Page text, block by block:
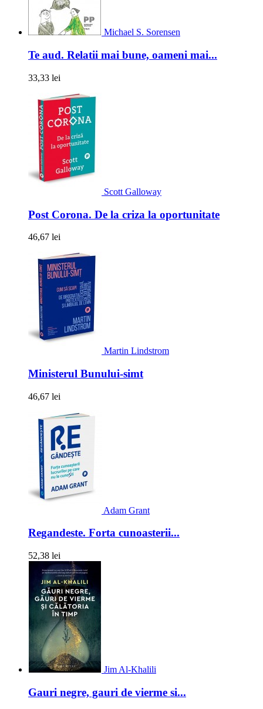
Michael S. Sorensen
Te aud. Relatii mai bune, oameni mai...
33,33 lei
Scott Galloway
Post Corona. De la criza la oportunitate
46,67 lei
Martin Lindstrom
Ministerul Bunului-simt
46,67 lei
Adam Grant
Regandeste. Forta cunoasterii...
52,38 lei
Jim Al-Khalili
Gauri negre, gauri de vierme si...